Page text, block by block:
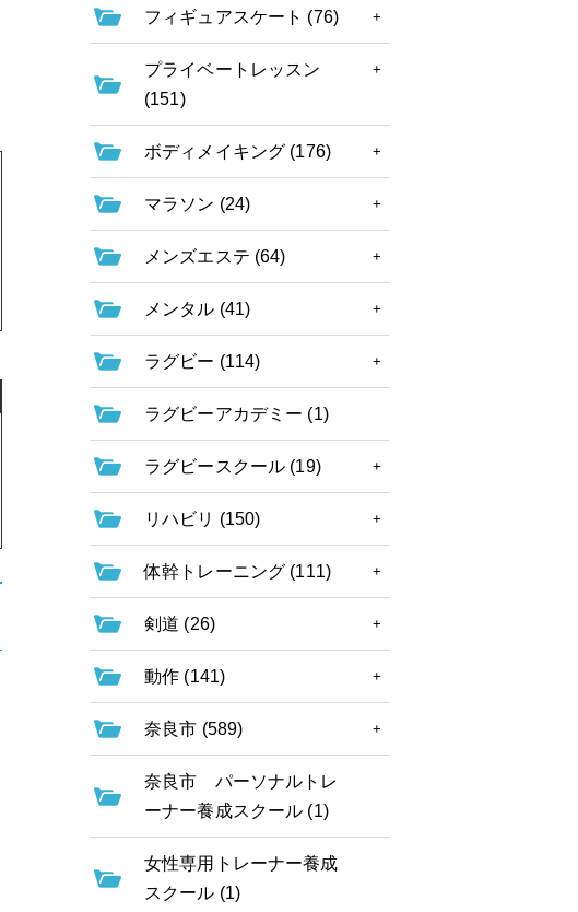
フィギュアスケート (76)
プライベートレッスン
(151)
ボディメイキング (176)
マラソン (24)
メンズエステ (64)
メンタル (41)
ラグビー (114)
ラグビーアカデミー (1)
ラグビースクール (19)
リハビリ (150)
体幹トレーニング (111)
剣道 (26)
動作 (141)
奈良市 (589)
奈良市 パーソナルトレ
ーナー養成スクール (1)
女性専用トレーナー養成
スクール (1)